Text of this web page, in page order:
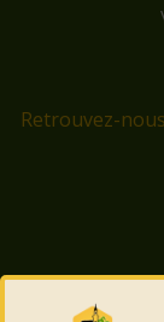
Retrouvez-nous